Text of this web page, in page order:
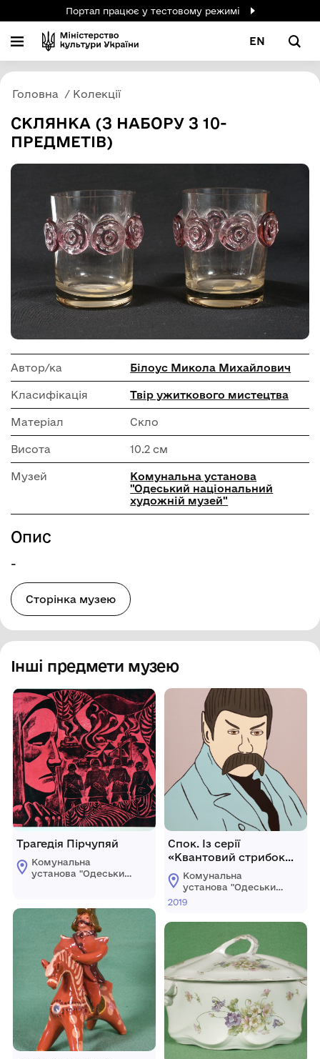
Портал працює у тестовому режимі
EN
Головна Колекції
СКЛЯНКА (З НАБОРУ З 10-
ПРЕДМЕТІВ)
Автор/ка Білоус Микола Михайлович
Класифікація Твір ужиткового мистецтва
Матеріал Скло
Висота 10.2 см
Музей
Комунальна установа
"Одеський національний
художній музей"
Опис
-
Сторінка музею
Інші предмети музею
Трагедія Пірчупяй
Комунальна
установа "Одеський
Спок. Із серії
«Квантовий стрибок
Шевченка».
Комунальна
установа "Одеський
національний
2019